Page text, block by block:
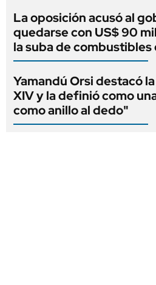
La oposición acusó al
quedarse con US$ 90
la suba de combustibles
Yamandú Orsi destacó
XIV y la definió como
como anillo al dedo"